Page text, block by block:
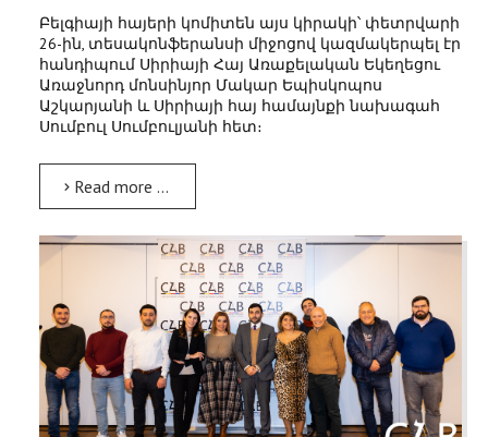
Բելգիայի հայերի կոմիտեն այս կիրակի՝ փետրվարի
26-ին, տեսակոնֆերանսի միջոցով կազմակերպել էր
հանդիպում Սիրիայի Հայ Առաքելական Եկեղեցու
Առաջնորդ մոնսինյոր Մակար Եպիսկոպոս
Աշկարյանի և Սիրիայի հայ համայնքի նախագահ
Սումբուլ Սումբուլյանի հետ։
Read more …